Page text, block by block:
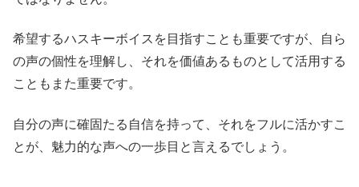
希望するハスキーボイスを目指すことも重要ですが、自ら
の声の個性を理解し、それを価値あるものとして活用する
こともまた重要です。
自分の声に確固たる自信を持って、それをフルに活かすこ
とが、魅力的な声への一歩目と言えるでしょう。